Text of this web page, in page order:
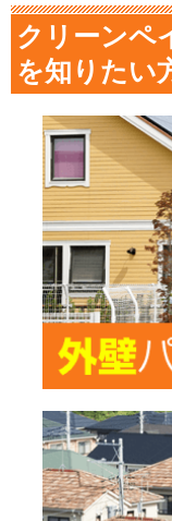
クリーンペ
を知りたい